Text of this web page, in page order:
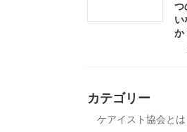
つ
い
か
カテゴリー
ケアイスト協会とは